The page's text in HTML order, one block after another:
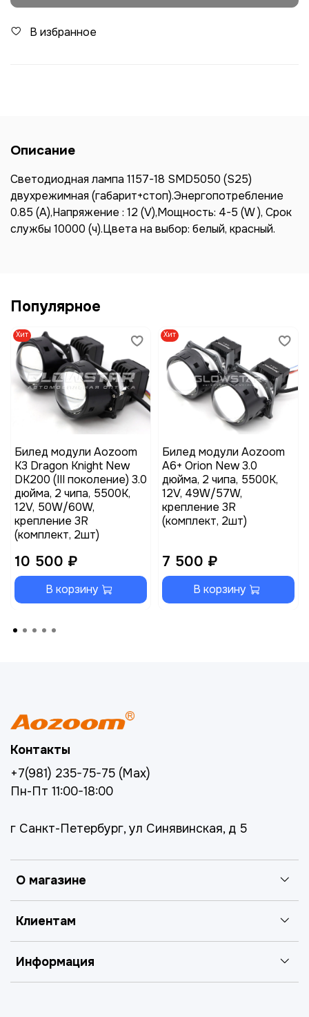
В избранное
Описание
Светодиодная лампа 1157-18 SMD5050 (S25)
двухрежимная (габарит+стоп).Энергопотребление
0.85 (A),Напряжение : 12 (V),Мощность: 4-5 (W ), Срок
службы 10000 (ч).Цвета на выбор: белый, красный.
Популярное
Хит
Билед модули Aozoom
K3 Dragon Knight New
DK200 (III поколение) 3.0
дюйма, 2 чипа, 5500K,
12V, 50W/60W,
крепление 3R
(комплект, 2шт)
10 500 ₽
В корзину
Хит
Билед модули Aozoom
A6+ Orion New 3.0
дюйма, 2 чипа, 5500K,
12V, 49W/57W,
крепление 3R
(комплект, 2шт)
7 500 ₽
В корзину
О магазине
Клиентам
Информация
Контакты
+7(981) 235-75-75 (Max)
Пн-Пт 11:00-18:00
г Санкт-Петербург, ул Синявинская, д 5